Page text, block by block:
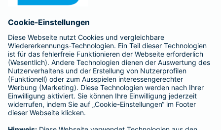
Barmenia ist Teil der BarmeniaGothaer
BELIEBTE SEITEN
Kranken-Zusatzversicherung
Tierversicherungen
Haftpflichtversicherung
Hausratversicherung